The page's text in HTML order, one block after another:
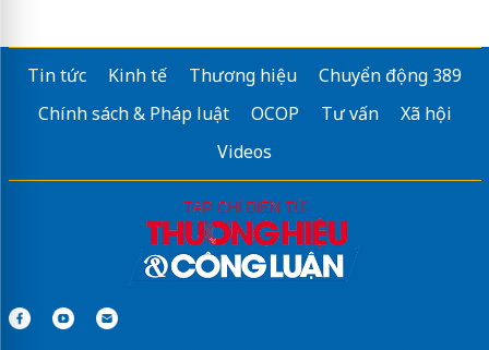
Tin tức Kinh tế Thương hiệu
Chuyển động 389
Chính sách & Pháp luật
OCOP Tư vấn
Xã hội
Videos